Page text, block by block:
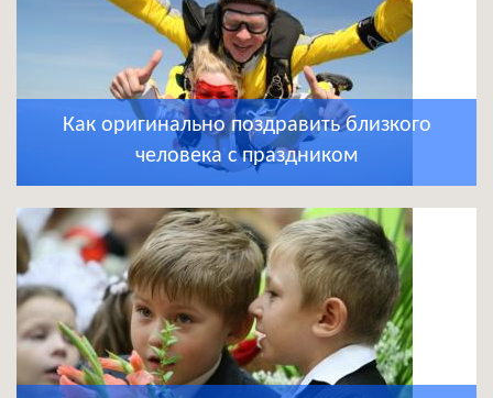
Как оригинально поздравить близкого
человека с праздником